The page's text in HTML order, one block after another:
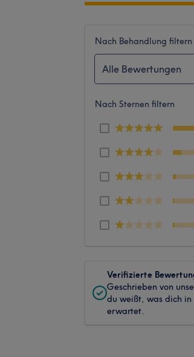
Nach Behandlung filtern
Alle Bewertungen
Nach Sternen filtern
Verifizierte
Geschrieben von
du weißt, was dich in
erwartet.